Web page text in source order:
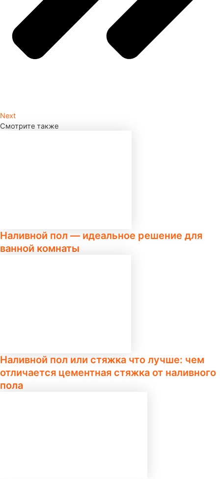
Next
Смотрите также
Наливной пол — идеальное решение для
ванной комнаты
Наливной пол или стяжка что лучше: чем
отличается цементная стяжка от наливного
пола